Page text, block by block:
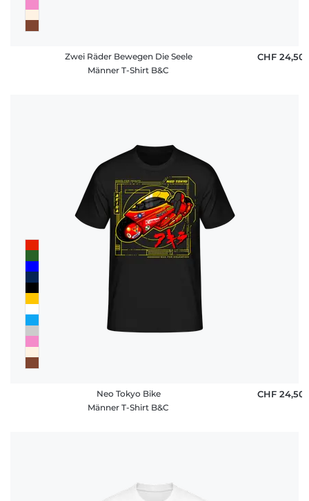
Zwei Räder Bewegen Die Seele
Männer T-Shirt B&C
CHF 24,50
Neo Tokyo Bike
Männer T-Shirt B&C
CHF 24,50